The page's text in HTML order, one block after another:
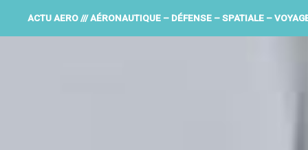
ACTU AERO /// AÉRONAUTIQUE – DÉFENSE – SPATIALE –